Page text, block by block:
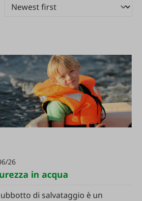
26
in acqua
di salvataggio è un